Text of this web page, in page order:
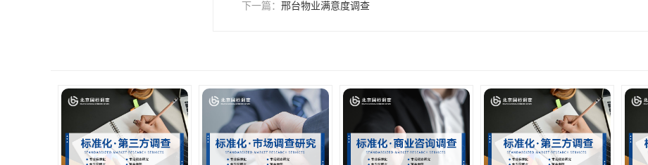
下一篇： 邢台物业满意度调查